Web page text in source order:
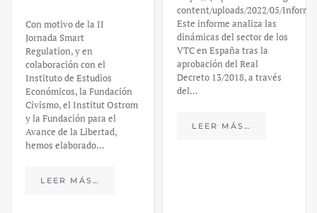
content/uploads/2022/05/Informe_sobre_las_VTC.pdf
Este informe analiza las
dinámicas del sector de los
VTC en España tras la
aprobación del Real
Decreto 13/2018, a través
del…
LEER MÁS…
Valley Bank:
un análisis
financiero –
Daniel
Fernández